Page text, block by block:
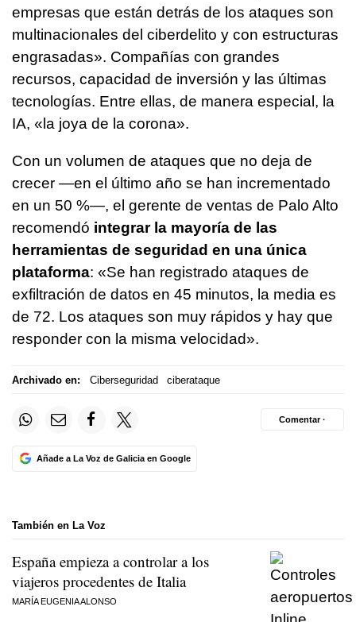
empresas que están detrás de los ataques son
multinacionales del ciberdelito y con estructuras
engrasadas». Compañías con grandes
recursos, capacidad de inversión y las últimas
tecnologías. Entre ellas, de manera especial, la
IA, «la joya de la corona».
Con un volumen de ataques que no deja de
crecer —en el último año se han incrementado
en un 50 %—, el gerente de ventas de Palo Alto
recomendó integrar la mayoría de las
herramientas de seguridad en una única
plataforma: «Se han registrado ataques de
exfiltración de datos en 45 minutos, la media es
de 72. Los ataques son muy rápidos y hay que
responder con la misma velocidad».
Archivado en: Ciberseguridad ciberataque
Añade a La Voz de Galicia en Google
Comentar ·
También en La Voz
España empieza a controlar a los
viajeros procedentes de Italia
MARÍA EUGENIA ALONSO